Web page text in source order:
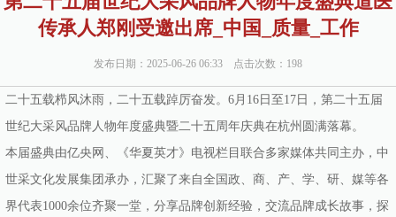
传承人郑刚受邀出席_中国_质量_工作
发布日期：2025-06-26 06:33 点击次数：198
二十五载栉风沐雨，二十五载踔厉奋发。6月16日至17日，第二十五届
世纪大采风品牌人物年度盛典暨二十五周年庆典在杭州圆满落幕。
本届盛典由亿央网、《华夏英才》电视栏目联合多家媒体共同主办，中
世采文化发展集团承办，汇聚了来自全国政、商、产、学、研、媒等各
界代表1000余位齐聚一堂，分享品牌创新经验，交流品牌成长故事，探